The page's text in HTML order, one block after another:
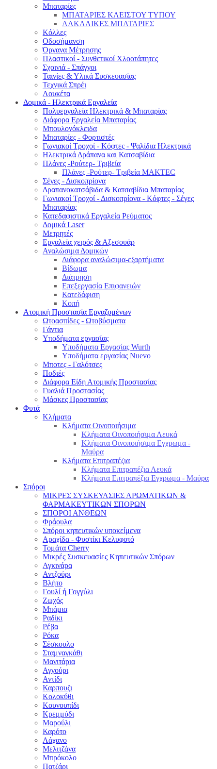
Μπαταρίες
ΜΠΑΤΑΡΙΕΣ ΚΛΕΙΣΤΟΥ ΤΥΠΟΥ
ΑΛΚΑΛΙΚΕΣ ΜΠΑΤΑΡΙΕΣ
Κόλλες
Οδοσήμανση
Όργανα Μέτρησης
Πλαστικοί - Συνθετικοί Χλοοτάπητες
Σχοινιά - Σπάγγοι
Ταινίες & Υλικά Συσκευασίας
Τεχνικά Σπρέι
Λουκέτα
Δομικά - Ηλεκτρικά Εργαλεία
Πολυεργαλεία Ηλεκτρικά & Μπαταρίας
Διάφορα Εργαλεία Μπαταρίας
Μπουλονόκλειδα
Μπαταρίες - Φορτιστές
Γωνιακοί Τροχοί - Κόφτες - Ψαλίδια Ηλεκτρικά
Ηλεκτρικά Δράπανα και Κατσαβίδια
Πλάνες -Ρούτερ- Τριβεία
Πλάνες -Ρούτερ- Τριβεία MAKTEC
Σέγες - Δισκοπρίονα
Δραπανοκατσάβιδα & Κατσαβίδια Μπαταρίας
Γωνιακοί Τροχοί - Δισκοπρίονα - Κόφτες - Σέγες
Μπαταρίας
Κατεδαφιστικά Εργαλεία Ρεύματος
Δομικά Laser
Μετρητές
Εργαλεία χειρός & Αξεσουάρ
Αναλώσιμα Δομικών
Διάφορα αναλώσιμα-εξαρτήματα
Βίδωμα
Διάτρηση
Επεξεργασία Επιφανειών
Κατεδάφιση
Κοπή
Ατομική Προστασία Εργαζομένων
Ωτοασπίδες - Ωτοβύσματα
Γάντια
Υποδήματα εργασίας
Υποδήματα Εργασίας Wurth
Υποδήματα εργασίας Nuevo
Μποτες - Γαλότσες
Ποδιές
Διάφορα Είδη Ατομικής Προστασίας
Γυαλιά Προστασίας
Μάσκες Προστασίας
Φυτά
Κλήματα
Κλήματα Οινοποιήσιμα
Κλήματα Οινοποιήσιμα Λευκά
Κλήματα Οινοποιήσιμα Εγχρωμα -
Μαύρα
Κλήματα Επιτραπέζια
Κλήματα Επιτραπέζια Λευκά
Κλήματα Επιτραπέζια Εγχρωμα - Μαύρα
Σπόροι
ΜΙΚΡΕΣ ΣΥΣΚΕΥΑΣΙΕΣ ΑΡΩΜΑΤΙΚΩΝ &
ΦΑΡΜΑΚΕΥΤΙΚΩΝ ΣΠΟΡΩΝ
ΣΠΟΡΟΙ ΑΝΘΕΩΝ
Φράουλα
Σπόροι κηπευτικών υποκείμενα
Αραχίδα - Φυστίκι Κελυφοτό
Τομάτα Cherry
Μικρές Συσκευασίες Κηπευτικών Σπόρων
Αγκινάρα
Αντζούρι
Βλήτο
Γουλί ή Γογγύλι
Ζωχός
Μπάμια
Ραδίκι
Ρέβα
Ρόκα
Σέσκουλο
Σταμναγκάθι
Μανιτάρια
Αγγούρι
Αντίδι
Καρπουζι
Κολοκύθι
Κουνουπίδι
Κρεμμύδι
Μαρούλι
Καρότο
Λάχανο
Μελιτζάνα
Μπρόκολο
Πατζάρι